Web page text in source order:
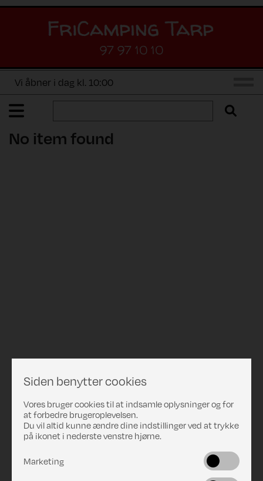
97 97 10 10
Vi åbner i dag kl. 10:00
No item found
Siden benytter cookies
Vores bruger cookies til at indsamle oplysninger og for
at forbedre brugeroplevelsen.
Du vil altid kunne ændre dine indstillinger ved at trykke
på ikonet i nederste venstre hjørne.
Marketing